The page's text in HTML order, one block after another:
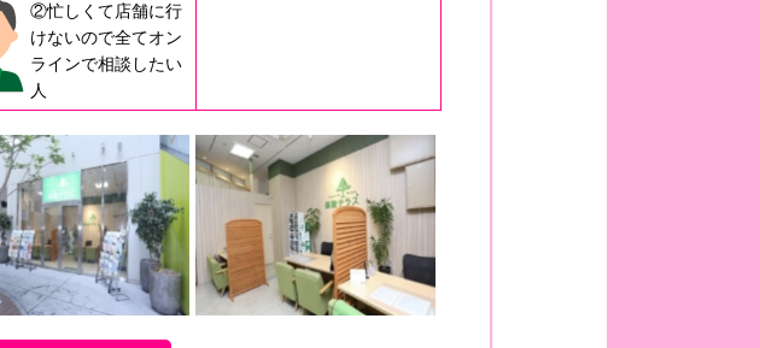
②忙しくて店舗に行
けないので全てオン
ラインで相談したい
人